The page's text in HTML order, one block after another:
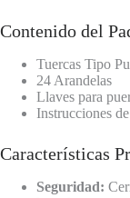
Contenido del
Tuercas Tipo
24 Arandelas
Llaves para
Instrucciones
Características
Seguridad: